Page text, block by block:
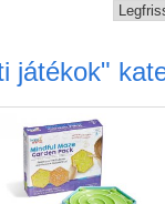
játékok"